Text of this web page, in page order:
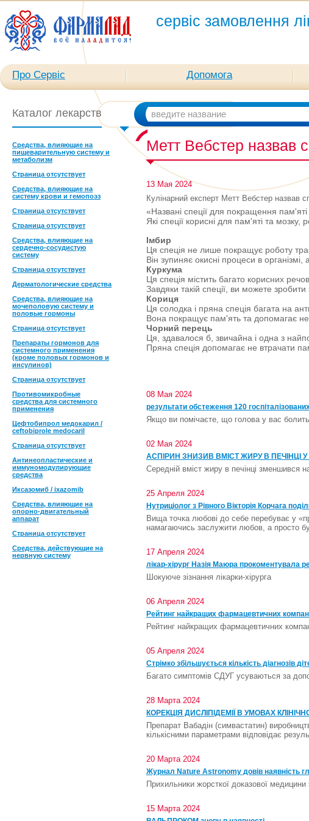
сервіс замовлення
Про Сервіс Допомога
Каталог лекарств
Средства, влияющие на
пищеварительную систему и
метаболизм
Страница отсутствует
Средства, влияющие на
систему крови и гемопоэз
Страница отсутствует
Страница отсутствует
Средства, влияющие на
сердечно-сосудистую
систему
Страница отсутствует
Дерматологические средства
Средства, влияющие на
мочеполовую систему и
половые гормоны
Страница отсутствует
Препараты гормонов для
системного применения
(кроме половых гормонов и
инсулинов)
Страница отсутствует
Противомикробные
средства для системного
применения
Цефтобипрол медокарил /
ceftobiprole medocaril
Страница отсутствует
Антинеопластические и
иммуномодулирующие
средства
Иксазомиб / ixazomib
Средства, влияющие на
опорно-двигательный
аппарат
Страница отсутствует
Средства, действующие на
нервную систему
Метт Вебстер назвав
13 Мая 2024
Кулінарний експерт Метт Вебстер назвав
«Названі спеції для покращення пам'яті
Які спеції корисні для пам'яті та мозку,
Імбир
Ця спеція не лише покращує роботу
Він зупиняє окисні процеси в
Куркума
Ця спеція містить багато корисних
Завдяки такій спеції, ви можете
Кориця
Ця солодка і пряна спеція багата на
Вона покращує пам'ять та допомагає
Чорний перець
Ця, здавалося б, звичайна і одна з
Пряна спеція допомагає не втрачати
08 Мая 2024
результати обстеження 120
Якщо ви помічаєте, що голова у вас болить
02 Мая 2024
АСПІРИН ЗНИЗИВ ВМІСТ ЖИРУ В ПЕЧІНЦІ
Середній вміст жиру в печінці зменшився
25 Апреля 2024
Нутриціолог з Рівного Вікторія Корчага
Вища точка любові до себе перебуває у
намагаючись заслужити любов, а просто
17 Апреля 2024
лікар-хірург Назія Маюра прокоментувала
Шокуюче зізнання лікарки-хірурга
06 Апреля 2024
Рейтинг найкращих фармацевтичних
Рейтинг найкращих фармацевтичних
05 Апреля 2024
Стрімко збільшується кількість діагнозів
Багато симптомів СДУГ усуваються за
28 Марта 2024
КОРЕКЦІЯ ДИСЛІПІДЕМІЇ В УМОВАХ
Препарат Вабадін (симвастатин)
кількісними параметрами відповідає
20 Марта 2024
Журнал Nature Astronomy довів наявність
Прихильники жорсткої доказової
15 Марта 2024